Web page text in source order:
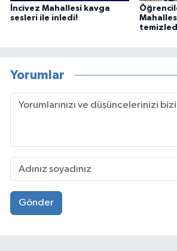
İncivez Mahallesi kavga
sesleri ile inledi!
Yorumlar
Gönder